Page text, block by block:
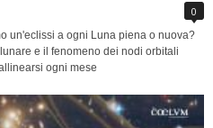
0
un'eclissi a ogni Luna piena o nuova?
e il fenomeno dei nodi orbitali
ogni mese